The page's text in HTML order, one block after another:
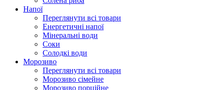
Напої
Переглянути всі товари
Енергетичні напої
Мінеральні води
Соки
Солодкі води
Морозиво
Переглянути всі товари
Морозиво сімейне
Морозиво порційне